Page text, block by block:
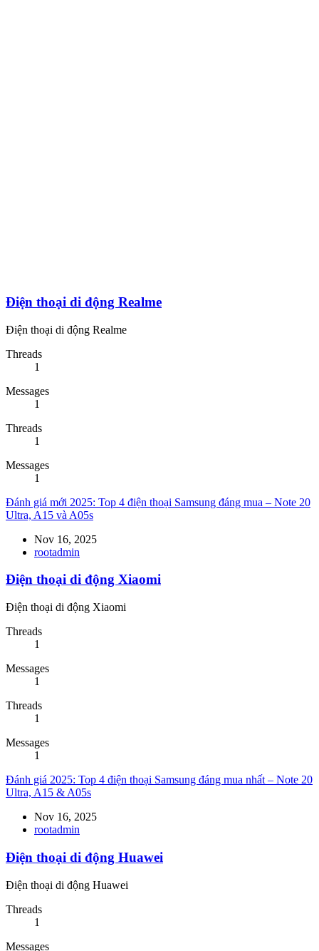
Điện thoại di động Realme
Điện thoại di động Realme
Threads
1
Messages
1
Threads
1
Messages
1
Đánh giá mới 2025: Top 4 điện thoại Samsung đáng mua – Note 20
Ultra, A15 và A05s
Nov 16, 2025
rootadmin
Điện thoại di động Xiaomi
Điện thoại di động Xiaomi
Threads
1
Messages
1
Threads
1
Messages
1
Đánh giá 2025: Top 4 điện thoại Samsung đáng mua nhất – Note 20
Ultra, A15 & A05s
Nov 16, 2025
rootadmin
Điện thoại di động Huawei
Điện thoại di động Huawei
Threads
1
Messages